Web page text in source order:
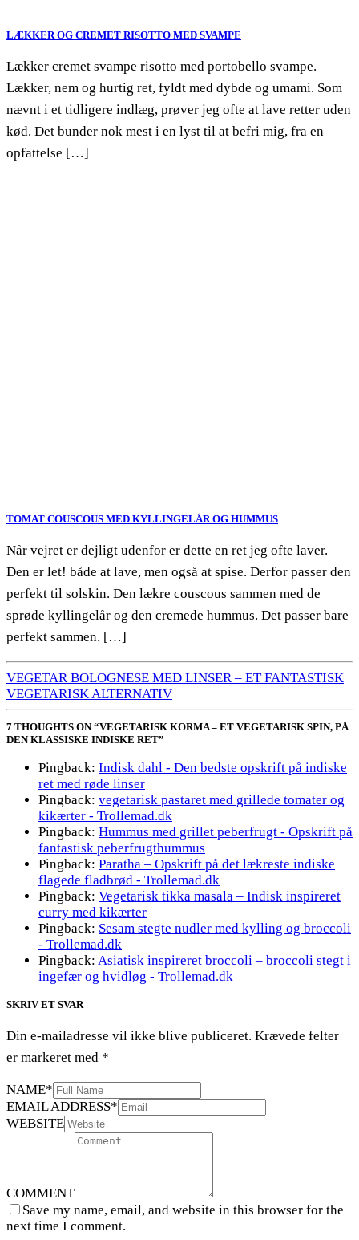
LÆKKER OG CREMET RISOTTO MED SVAMPE
Lækker cremet svampe risotto med portobello svampe.
Lækker, nem og hurtig ret, fyldt med dybde og umami. Som
nævnt i et tidligere indlæg, prøver jeg ofte at lave retter uden
kød. Det bunder nok mest i en lyst til at befri mig, fra en
opfattelse […]
TOMAT COUSCOUS MED KYLLINGELÅR OG HUMMUS
Når vejret er dejligt udenfor er dette en ret jeg ofte laver.
Den er let! både at lave, men også at spise. Derfor passer den
perfekt til solskin. Den lækre couscous sammen med de
sprøde kyllingelår og den cremede hummus. Det passer bare
perfekt sammen. […]
VEGETAR BOLOGNESE MED LINSER – ET FANTASTISK
VEGETARISK ALTERNATIV
7 THOUGHTS ON “VEGETARISK KORMA – ET VEGETARISK SPIN, PÅ
DEN KLASSISKE INDISKE RET”
Pingback: Indisk dahl - Den bedste opskrift på indiske
ret med røde linser
Pingback: vegetarisk pastaret med grillede tomater og
kikærter - Trollemad.dk
Pingback: Hummus med grillet peberfrugt - Opskrift på
fantastisk peberfrugthummus
Pingback: Paratha – Opskrift på det lækreste indiske
flagede fladbrød - Trollemad.dk
Pingback: Vegetarisk tikka masala – Indisk inspireret
curry med kikærter
Pingback: Sesam stegte nudler med kylling og broccoli
- Trollemad.dk
Pingback: Asiatisk inspireret broccoli – broccoli stegt i
ingefær og hvidløg - Trollemad.dk
SKRIV ET SVAR
Din e-mailadresse vil ikke blive publiceret. Krævede felter
er markeret med *
NAME*
EMAIL ADDRESS*
WEBSITE
COMMENT
Save my name, email, and website in this browser for the
next time I comment.